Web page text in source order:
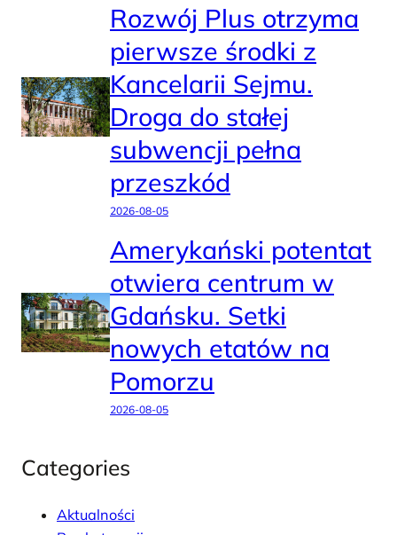
Rozwój Plus otrzyma
pierwsze środki z
Kancelarii Sejmu.
Droga do stałej
subwencji pełna
przeszkód
2026-08-05
Amerykański potentat
otwiera centrum w
Gdańsku. Setki
nowych etatów na
Pomorzu
2026-08-05
Categories
Aktualności